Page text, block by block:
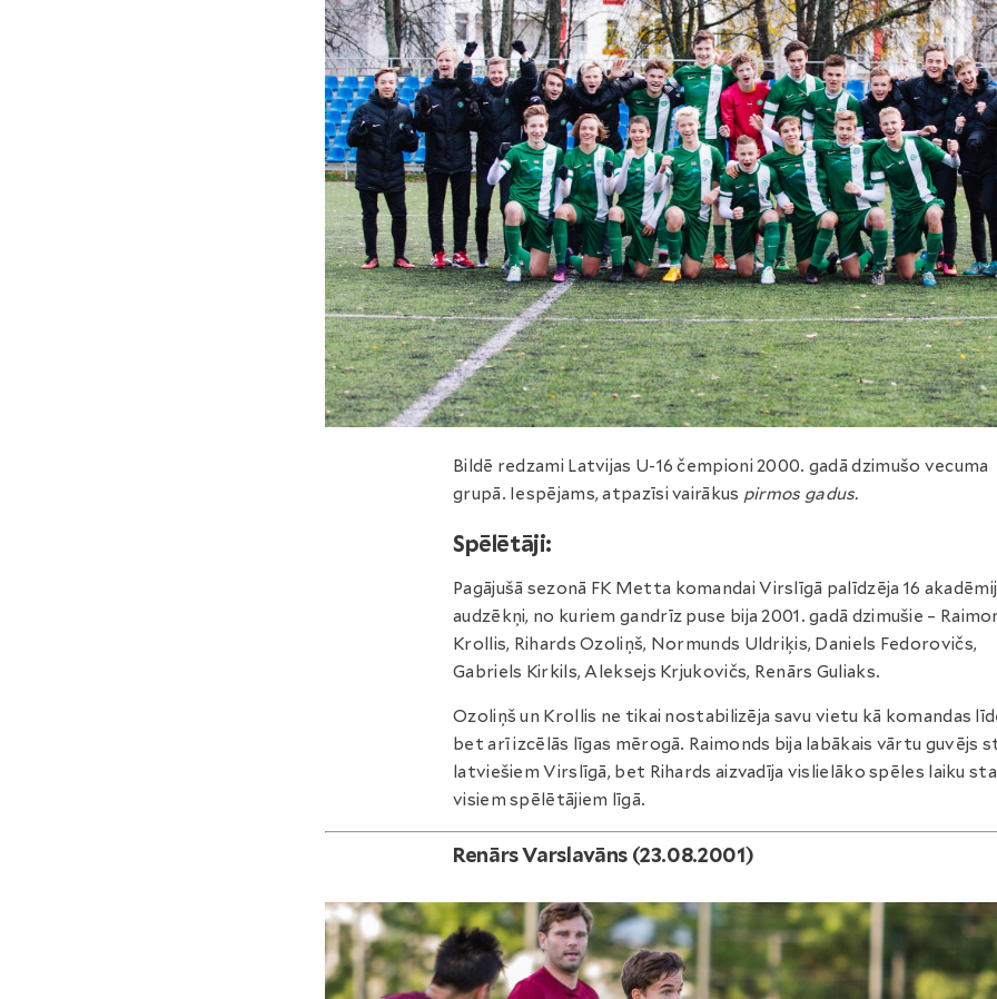
Bildē redzami Latvijas U-16 čempioni 2000. gadā dzimušo vecuma
grupā. Iespējams, atpazīsi vairākus pirmos gadus.
Spēlētāji:
Pagājušā sezonā FK Metta komandai Virslīgā palīdzēja 16
audzēkņi, no kuriem gandrīz puse bija 2001. gadā dzimušie –
Krollis, Rihards Ozoliņš, Normunds Uldriķis, Daniels Fedorovičs,
Gabriels Kirkils, Aleksejs Krjukovičs, Renārs Guliaks.
Ozoliņš un Krollis ne tikai nostabilizēja savu vietu kā komandas
bet arī izcēlās līgas mērogā. Raimonds bija labākais vārtu guvējs
latviešiem Virslīgā, bet Rihards aizvadīja vislielāko spēles laiku
visiem spēlētājiem līgā.
Renārs Varslavāns (23.08.2001)